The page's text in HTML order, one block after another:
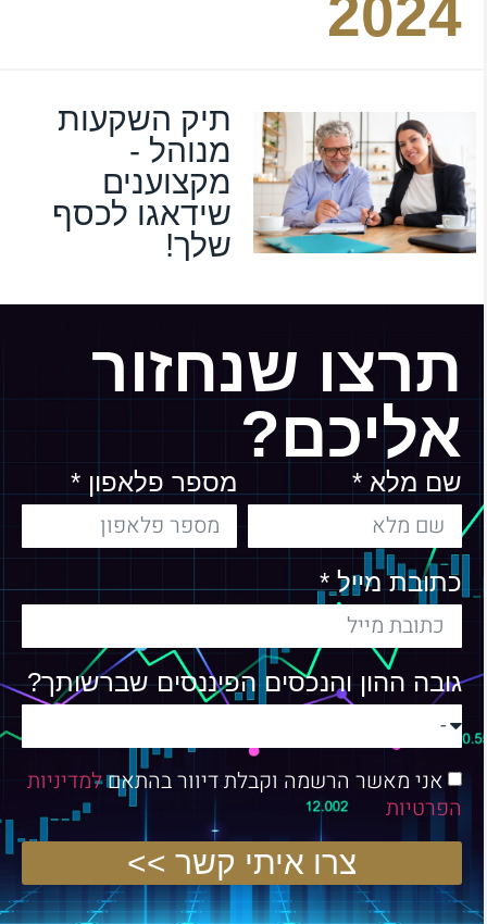
2024
תיק השקעות
מנוהל -
מקצוענים
שידאגו לכסף
שלך!
תרצו שנחזור
אליכם?
שם מלא * מספר פלאפון *
כתובת מייל *
גובה ההון והנכסים הפיננסים שברשותך?
אני מאשר הרשמה וקבלת דיוור בהתאםלמדיניות
הפרטיות
צרו איתי קשר >>